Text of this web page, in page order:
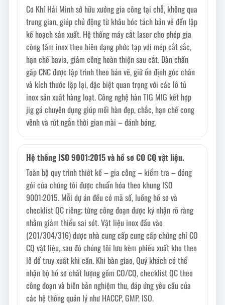
Cơ Khí Hải Minh sở hữu xưởng gia công tại chỗ, không qua
trung gian, giúp chủ động từ khâu bóc tách bản vẽ đến lập
kế hoạch sản xuất. Hệ thống máy cắt laser cho phép gia
công tấm inox theo biên dạng phức tạp với mép cắt sắc,
hạn chế bavia, giảm công hoàn thiện sau cắt. Dàn chấn
gấp CNC được lập trình theo bản vẽ, giữ ổn định góc chấn
và kích thước lặp lại, đặc biệt quan trọng với các lô tủ
inox sản xuất hàng loạt. Công nghệ hàn TIG MIG kết hợp
jig gá chuyên dụng giúp mối hàn đẹp, chắc, hạn chế cong
vênh và rút ngắn thời gian mài – đánh bóng.
Hệ thống ISO 9001:2015 và hồ sơ CO CQ vật liệu.
Toàn bộ quy trình thiết kế – gia công – kiểm tra – đóng
gói của chúng tôi được chuẩn hóa theo khung ISO
9001:2015. Mỗi dự án đều có mã số, luồng hồ sơ và
checklist QC riêng; từng công đoạn được ký nhận rõ ràng
nhằm giảm thiểu sai sót. Vật liệu inox đầu vào
(201/304/316) được nhà cung cấp cung cấp chứng chỉ CO
CQ vật liệu, sau đó chúng tôi lưu kèm phiếu xuất kho theo
lô để truy xuất khi cần. Khi bàn giao, Quý khách có thể
nhận bộ hồ sơ chất lượng gồm CO/CQ, checklist QC theo
công đoạn và biên bản nghiệm thu, đáp ứng yêu cầu của
các hệ thống quản lý như HACCP, GMP, ISO.